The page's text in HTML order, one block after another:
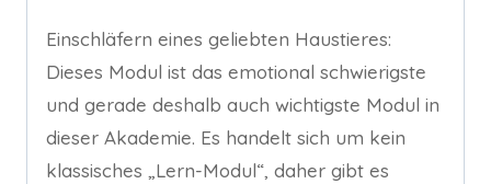
Einschläfern eines geliebten Haustieres:
Dieses Modul ist das emotional schwierigste
und gerade deshalb auch wichtigste Modul in
dieser Akademie. Es handelt sich um kein
klassisches „Lern-Modul“, daher gibt es